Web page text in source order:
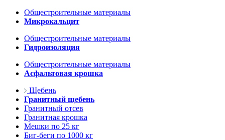
Общестроительные материалы
Микрокальцит
Общестроительные материалы
Гидроизоляция
Общестроительные материалы
Асфальтовая крошка
Щебень
Гранитный щебень
Гранитный отсев
Гранитная крошка
Мешки по 25 кг
Биг-беги по 1000 кг